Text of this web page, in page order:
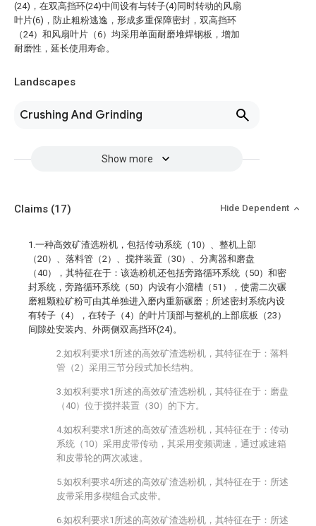
(24)，在双高挡环(24)中间设有与转子(4)同时转动的风扇
叶片(6)，防止粗粉逃逸，形成多重保障密封，双高挡环
（24）和风扇叶片（6）均采用单面耐磨堆焊钢板，增加
耐磨性，延长使用寿命。
Landscapes
Crushing And Grinding
Show more
Claims (17) Hide Dependent
1.一种高效矿渣选粉机，包括传动系统（10）、整机上部
（20）、落料管（2）、搅拌装置（30）、分离器和磨盘
（40），其特征在于：该选粉机还包括旁路循环系统（50）和密
封系统，旁路循环系统（50）内设有小溜槽（51），使需二次碾
磨粗颗粒矿粉可由其单独进入磨内重新碾磨；所述密封系统内设
有转子（4），在转子（4）的叶片顶部与整机的上部底板（23）
间隙处安装内、外两侧双高挡环(24)。
2.如权利要求1所述的高效矿渣选粉机，其特征在于：落料
管（2）采用三节分段式加长结构。
3.如权利要求1所述的高效矿渣选粉机，其特征在于：磨盘
（40）位于搅拌装置（30）的下方。
4.如权利要求1所述的高效矿渣选粉机，其特征在于：传动
系统（10）采用皮带传动，其采用变频调速，通过减速箱
和皮带轮的两次减速。
5.如权利要求4所述的高效矿渣选粉机，其特征在于：所述
皮带采用多楔组合式皮带。
6.如权利要求1所述的高效矿渣选粉机，其特征在于：所述